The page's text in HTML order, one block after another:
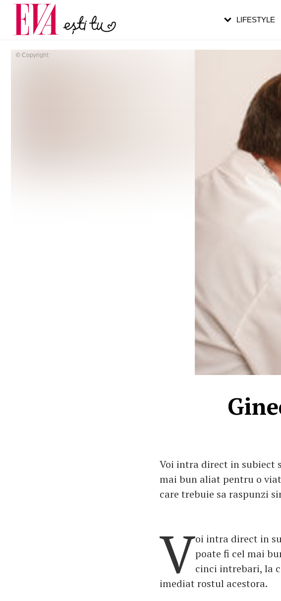
© Copyright:
Voi intra direct in subiect
mai bun aliat pentru o
care trebuie sa raspunzi
Voi intra direct in
poate fi cel mai
cinci intrebari, la
imediat rostul acestora.
LIFESTYLE
Carieră
Actualitate